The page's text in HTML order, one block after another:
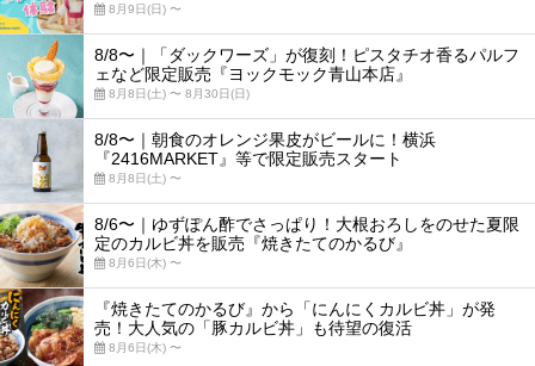
8月9日(日) 〜
8/8〜｜「ダックワーズ」が復刻！ピスタチオ香るパルフ
ェなど限定販売『ヨックモック青山本店』
8月8日(土) 〜 8月30日(日)
8/8〜｜朝食のオレンジ果皮がビールに！横浜
『2416MARKET』等で限定販売スタート
8月8日(土) 〜
8/6〜｜ゆずぽん酢でさっぱり！大根おろしをのせた夏限
定のカルビ丼を販売『焼きたてのかるび』
8月6日(木) 〜
『焼きたてのかるび』から「にんにくカルビ丼」が発
売！大人気の「豚カルビ丼」も待望の復活
8月6日(木) 〜